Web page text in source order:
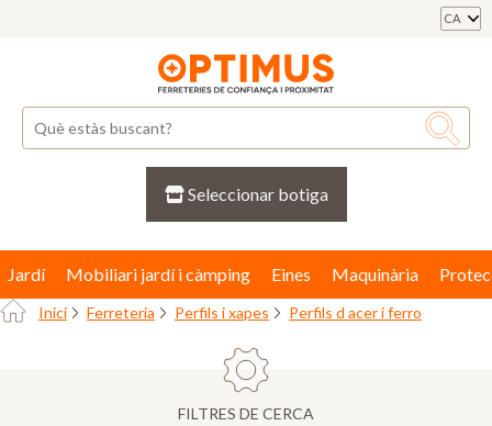
CA
Seleccionar botiga
Jardí Mobiliari jardí i càmping Eines Maquinària
Inici Ferreteria Perfils i xapes Perfils d acer i ferro
FILTRES DE CERCA